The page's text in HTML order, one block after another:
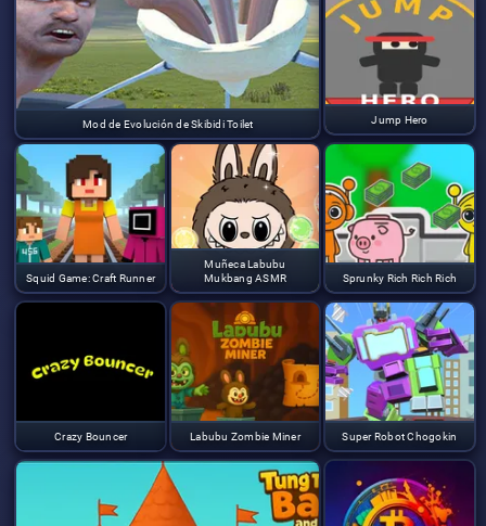
Mod de Evolución de Skibidi Toilet Jump Hero
Squid Game: Craft Runner
Muñeca Labubu
Mukbang ASMR
Sprunky Rich Rich Rich
Crazy Bouncer Labubu Zombie Miner Super Robot Chogokin